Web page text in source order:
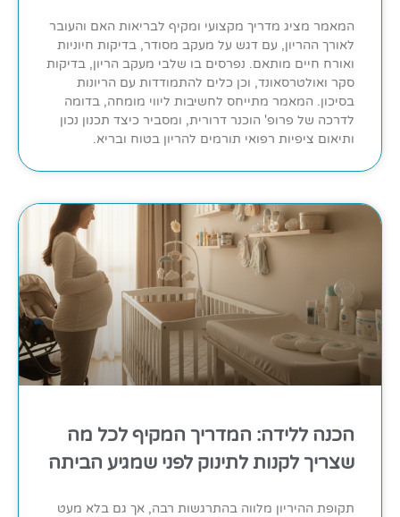
המאמר מציג מדריך מקצועי ומקיף לבריאות האם והעובר
לאורך ההריון, עם דגש על מעקב מסודר, בדיקות חיוניות
ואורח חיים מותאם. נפרסים בו שלבי מעקב הריון, בדיקות
סקר ואולטרסאונד, וכן כלים להתמודדות עם הריונות
בסיכון. המאמר מתייחס לחשיבות ליווי מומחה, בדומה
לדרכה של פרופ' הוכנר דרורית, ומסביר כיצד תכנון נכון
ותיאום ציפיות רפואי תורמים להריון בטוח ובריא.
הכנה ללידה: המדריך המקיף לכל מה
שצריך לקנות לתינוק לפני שמגיע הביתה
תקופת ההיריון מלווה בהתרגשות רבה, אך גם בלא מעט